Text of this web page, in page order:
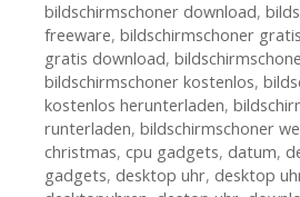
bildschirmschoner download,
freeware, bildschirmschoner gratis
gratis download,
bildschirmschoner kostenlos,
kostenlos herunterladen,
runterladen, bildschirmschoner
christmas, cpu gadgets, datum,
gadgets, desktop uhr, desktop